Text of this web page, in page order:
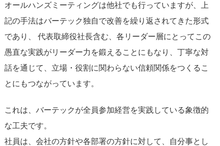
オールハンズミーティングは他社でも行っていますが、上
記の手法はバーテック独自で改善を繰り返されてきた形式
であり、 代表取締役社長含む、各リーダー層にとってこの
愚直な実践がリーダー力を鍛えることにもなり、丁寧な対
話を通じて、立場・役割に関わらない信頼関係をつくるこ
とにもつながっています。
これは、バーテックが全員参加経営を実践している象徴的
な工夫です。
社員は、会社の方針や各部署の方針に対して、自分事とし